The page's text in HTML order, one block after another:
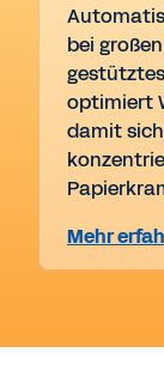
bei
optimiert
damit
Mehr